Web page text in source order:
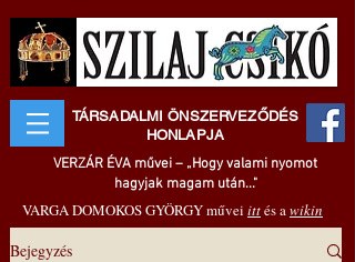
TÁRSADALMI ÖNSZERVEZŐDÉS
HONLAPJA
VERZÁR ÉVA művei – „Hogy valami nyomot
hagyjak magam után..."
VARGA DOMOKOS GYÖRGY művei ittés awikin
Bejegyzés